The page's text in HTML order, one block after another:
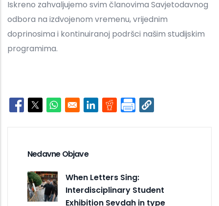
Iskreno zahvaljujemo svim članovima Savjetodavnog
odbora na izdvojenom vremenu, vrijednim
doprinosima i kontinuiranoj podršci našim studijskim
programima.
Opens in a new window
Opens in a new window
Opens in a new window
Opens in a new window
Opens in a new window
Nedavne Objave
When Letters Sing:
Interdisciplinary Student
Exhibition Sevdah in type